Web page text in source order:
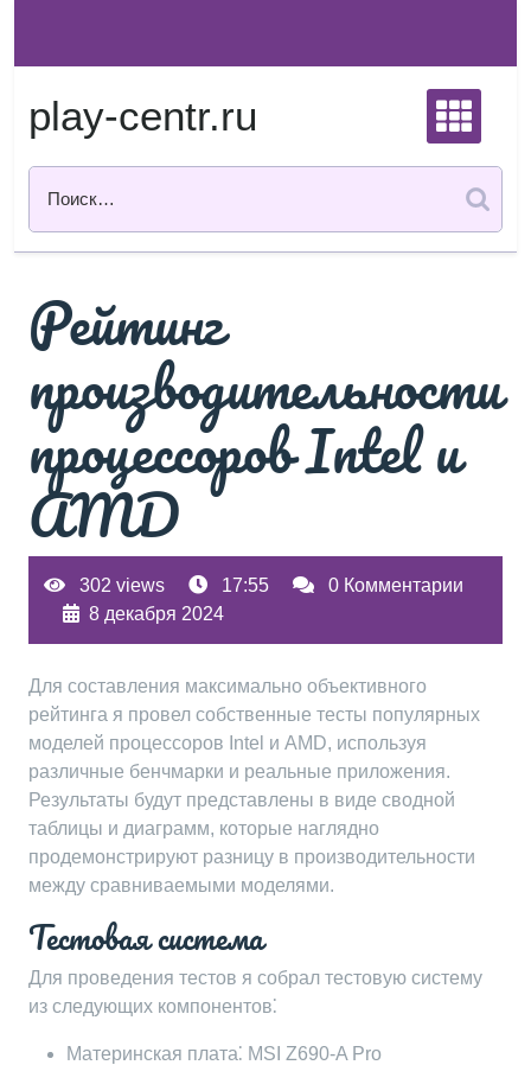
содержимому
play-centr.ru
Рейтинг
производительности
процессоров Intel и
AMD
302 views 17:55
0 Комментарии
8 декабря 2024
Для составления максимально объективного
рейтинга я провел собственные тесты популярных
моделей процессоров Intel и AMD, используя
различные бенчмарки и реальные приложения.
Результаты будут представлены в виде сводной
таблицы и диаграмм, которые наглядно
продемонстрируют разницу в производительности
между сравниваемыми моделями.
Тестовая система
Для проведения тестов я собрал тестовую систему
из следующих компонентов⁚
Материнская плата⁚ MSI Z690-A Pro